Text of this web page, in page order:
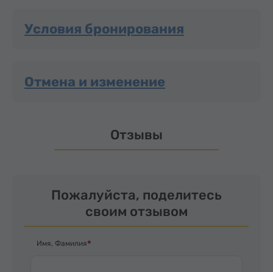
Условия бронирования
Отмена и изменение
Отзывы
Пожалуйста, поделитесь
своим отзывом
Имя, Фамилия